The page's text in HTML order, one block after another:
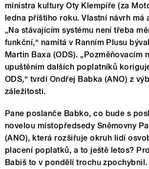
ministra kultury Oty Klempíře (za
ledna příštího roku. Vlastní návrh má
„Na stávajícím systému není třeba
funkční,“ namítá v Ranním Plusu
Martin Baxa (ODS). „Pozměňovacím
upuštěním dalších poplatníků
ODS,“ tvrdí Ondřej Babka (ANO) z
záležitosti.
Pane poslanče Babko, co bude s
novelou místopředsedy Sněmovny
(ANO), která rozšiřuje okruh lidí
placení poplatků, a to ještě letos?
Babiš to v pondělí trochu